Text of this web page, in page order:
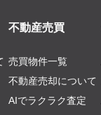
不動産売買
売買物件一覧
不動産売却について
AIでラクラク査定